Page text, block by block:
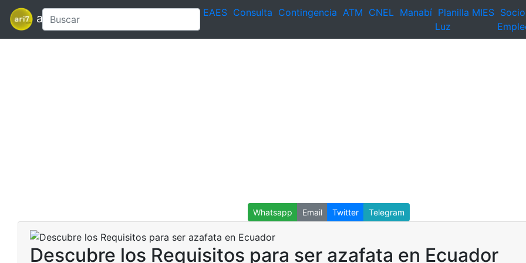
ari7 EAES Consulta Contingencia ATM CNEL Manabí Planilla
Luz
MIES Socio
Whatsapp Email Twitter Telegram
Descubre los Requisitos para ser azafata en Ecuador